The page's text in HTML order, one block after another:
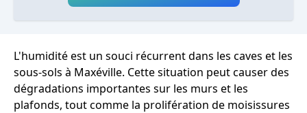
L'humidité est un souci récurrent dans les caves et les
sous-sols à Maxéville. Cette situation peut causer des
dégradations importantes sur les murs et les
plafonds, tout comme la prolifération de moisissures